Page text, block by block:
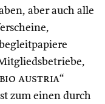
aber auch alle
bio austria“
zum einen durch